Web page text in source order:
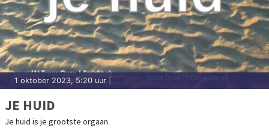
1 oktober 2023, 5:20 uur
JE HUID
Je huid is je grootste orgaan.